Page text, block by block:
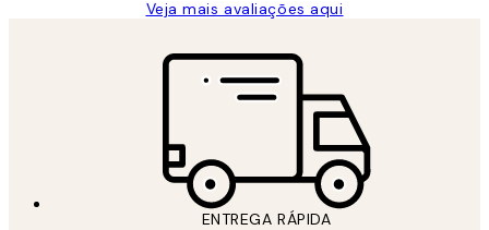
Veja mais avaliações aqui
ENTREGA RÁPIDA